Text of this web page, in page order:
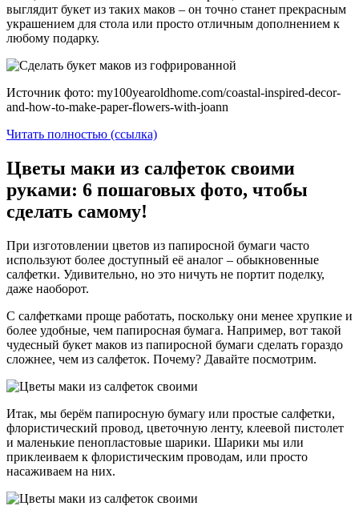
выглядит букет из таких маков – он точно станет прекрасным
украшением для стола или просто отличным дополнением к
любому подарку.
Источник фото: my100yearoldhome.com/coastal-inspired-decor-
and-how-to-make-paper-flowers-with-joann
Читать полностью (ссылка)
Цветы маки из салфеток своими
руками: 6 пошаговых фото, чтобы
сделать самому!
При изготовлении цветов из папиросной бумаги часто
используют более доступный её аналог – обыкновенные
салфетки. Удивительно, но это ничуть не портит поделку,
даже наоборот.
С салфетками проще работать, поскольку они менее хрупкие и
более удобные, чем папиросная бумага. Например, вот такой
чудесный букет маков из папиросной бумаги сделать гораздо
сложнее, чем из салфеток. Почему? Давайте посмотрим.
Итак, мы берём папиросную бумагу или простые салфетки,
флористический провод, цветочную ленту, клеевой пистолет
и маленькие пенопластовые шарики. Шарики мы или
приклеиваем к флористическим проводам, или просто
насаживаем на них.